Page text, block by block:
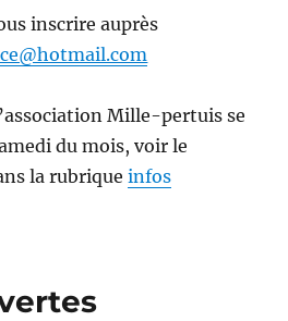
inscrire auprès
Mille-pertuis se
du mois, voir le
la rubriqueinfos